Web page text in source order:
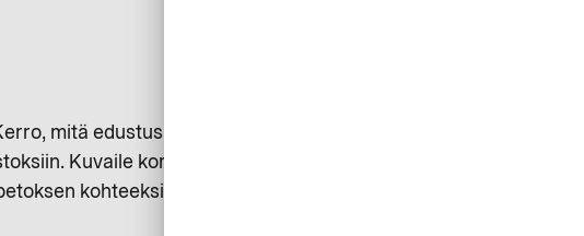
mitä edustuskulujen osalta sovelletaan
Kuvaile kortinhaltijan vastuu
kohteeksi, katoaa tai varastetaan,